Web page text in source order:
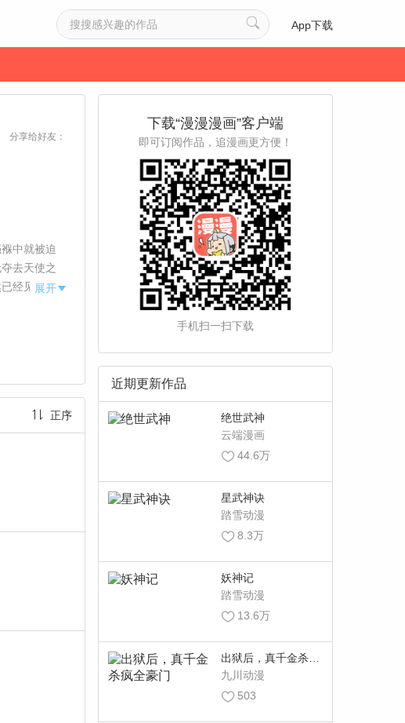
App下载
分享给好友：
中就被迫
去天使之
经见到展开
正序
下载“漫漫漫画”客户端
即可订阅作品，追漫画更方便！
手机扫一扫下载
近期更新作品
绝世武神
云端漫画
44.6万
星武神诀
踏雪动漫
8.3万
妖神记
踏雪动漫
13.6万
出狱后，真千金杀疯
全豪门
九川动漫
503